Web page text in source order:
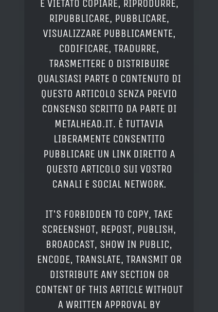
È VIETATO COPIARE, RIPRODURRE,
RIPUBBLICARE, PUBBLICARE,
VISUALIZZARE PUBBLICAMENTE,
CODIFICARE, TRADURRE,
TRASMETTERE O DISTRIBUIRE
QUALSIASI PARTE O CONTENUTO DI
QUESTO ARTICOLO SENZA PREVIO
CONSENSO SCRITTO DA PARTE DI
METALHEAD.IT. È TUTTAVIA
LIBERAMENTE CONSENTITO
PUBBLICARE UN LINK DIRETTO A
QUESTO ARTICOLO SUI VOSTRO
CANALI E SOCIAL NETWORK.
IT'S FORBIDDEN TO COPY, TAKE
SCREENSHOT, REPOST, PUBLISH,
BROADCAST, SHOW IN PUBLIC,
ENCODE, TRANSLATE, TRANSMIT OR
DISTRIBUTE ANY SECTION OR
CONTENT OF THIS ARTICLE WITHOUT
A WRITTEN APPROVAL BY